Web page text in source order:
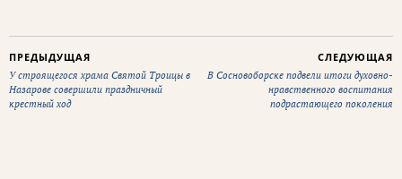
ПРЕДЫДУЩАЯ
У строящегося храма Святой Троицы в
Назарове совершили праздничный
крестный ход
СЛЕДУЮЩАЯ
В Сосновоборске подвели итоги духовно-
нравственного воспитания
подрастающего поколения